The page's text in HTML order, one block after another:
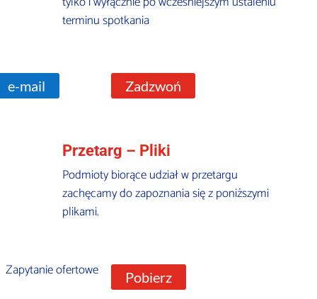
terminu spotkania
e-mail Zadzwoń
Przetarg – Pliki
Podmioty biorące udział w przetargu
zachęcamy do zapoznania się z poniższymi
plikami.
Zapytanie ofertowe Pobierz